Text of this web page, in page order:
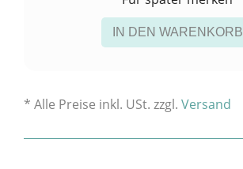
IN DEN WARENKORB
* Alle Preise inkl. USt. zzgl. Versand